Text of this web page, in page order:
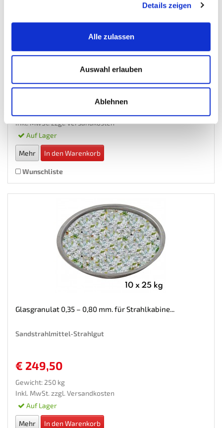
Details zeigen
Alle zulassen
Auswahl erlauben
Ablehnen
Glasgranulat 0,10 – 0,35 mm. für Strahlkabine...
Inkl. MwSt. zzgl.Versandkosten
Auf Lager
Mehr In den Warenkorb
Wunschliste
Glasgranulat 0,35 – 0,80 mm. für Strahlkabine...
Sandstrahlmittel-Strahlgut
€ 249,50
Gewicht: 250 kg
Inkl. MwSt. zzgl. Versandkosten
Auf Lager
Mehr In den Warenkorb